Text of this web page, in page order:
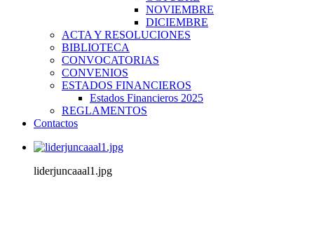
NOVIEMBRE
DICIEMBRE
ACTA Y RESOLUCIONES
BIBLIOTECA
CONVOCATORIAS
CONVENIOS
ESTADOS FINANCIEROS
Estados Financieros 2025
REGLAMENTOS
Contactos
liderjuncaaal1.jpg